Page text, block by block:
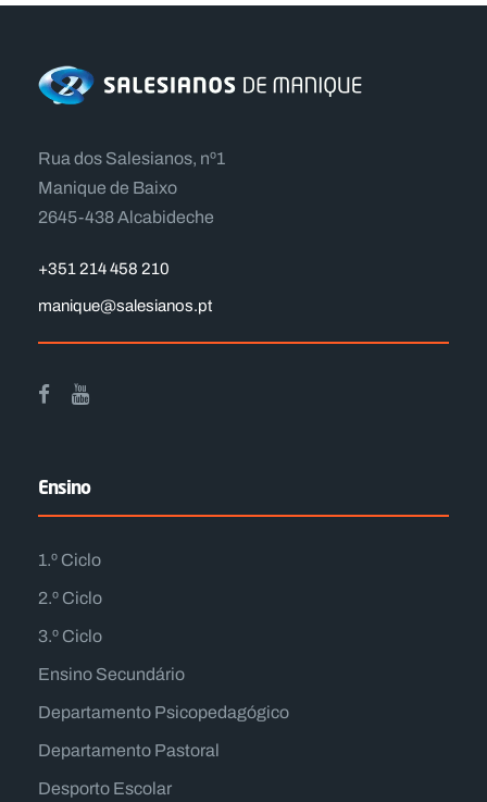
Rua dos Salesianos, nº1
Manique de Baixo
2645-438 Alcabideche
+351 214 458 210
manique@salesianos.pt
Ensino
1.º Ciclo
2.º Ciclo
3.º Ciclo
Ensino Secundário
Departamento Psicopedagógico
Departamento Pastoral
Desporto Escolar